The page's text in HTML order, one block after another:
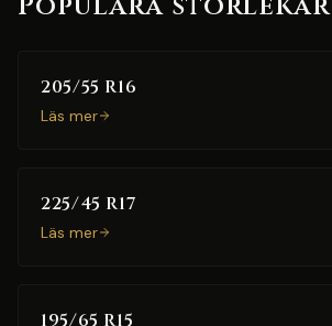
205/55 R16
Läs mer
225/45 R17
Läs mer
195/65 R15